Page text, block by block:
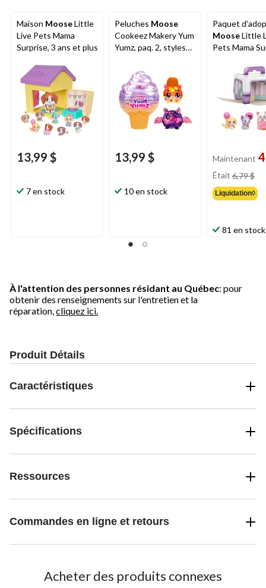
Maison MooseLittle
Live Pets Mama
Surprise, 3 ans et plus
13,99 $
7 en stock
Peluches Moose
Cookeez Makery Yum
Yumz, paq. 2, styles
13,99 $
10 en stock
Paquet
MooseLittle
Pets Mama
Maintenant
Était 6,79 $
Liquidation◊
81 en stock
À l'attention des personnes résidant au Québec: pour
obtenir des renseignements sur l'entretien et la
réparation,cliquez ici.
Produit Détails
Caractéristiques
Spécifications
Ressources
Commandes en ligne et retours
Acheter des produits connexes